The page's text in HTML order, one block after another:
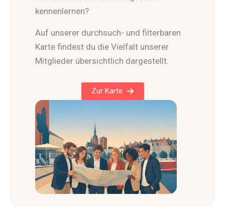
kennenlernen?
Auf unserer durchsuch- und filterbaren
Karte findest du die Vielfalt unserer
Mitglieder übersichtlich dargestellt.
Zur Karte